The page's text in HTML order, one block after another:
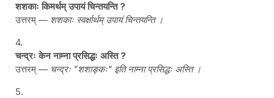
शशकाः किमर्थम् उपायं चिन्तयन्ति ?
उत्तरम् — शशकाः स्वर्क्षार्थम् उपायं चिन्तयन्ति ।
चन्द्रः केन नाम्ना प्रसिद्धः अस्ति ?
उत्तरम् — चन्द्रः "शशाङ्कः" इति नाम्ना प्रसिद्धः अस्ति ।